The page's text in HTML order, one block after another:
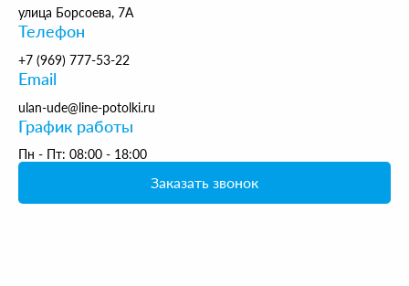
улица Борсоева, 7А
Телефон
+7 (969) 777-53-22
Email
ulan-ude@line-potolki.ru
График работы
Пн - Пт: 08:00 - 18:00
Заказать звонок